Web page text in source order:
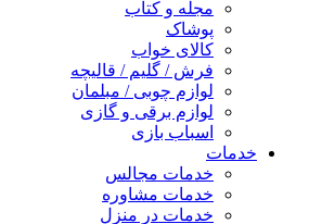
مجله و کتاب
پوشاک
کالای خواب
فرش / گلیم / قالیچه
لوازم چوبی / مبلمان
لوازم برقی و گازی
اسباب بازی
خدمات
خدمات مجالس
خدمات مشاوره
خدمات در منزل